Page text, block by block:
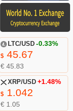
LTC/USD -0.33%
$45.67
€ 45.83
XRP/USD +1.48%
$1.042
€ 1.05